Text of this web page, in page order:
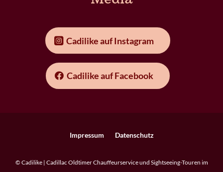
Cadilike auf Instagram
Cadilike auf Facebook
Impressum Datenschutz
© Cadilike | Cadillac Oldtimer Chauffeurservice und Sightseeing-Touren im